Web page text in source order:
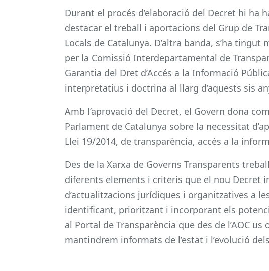
Durant el procés d’elaboració del Decret hi ha
destacar el treball i aportacions del Grup de
Locals de Catalunya. D’altra banda, s’ha
per la Comissió Interdepartamental de
Garantia del Dret d’Accés a la Informació
interpretatius i doctrina al llarg d’aquests sis
Amb l’aprovació del Decret, el Govern dona
Parlament de Catalunya sobre la necessitat
Llei 19/2014, de transparència, accés a la
Des de la Xarxa de Governs Transparents
diferents elements i criteris que el nou Decret
d’actualitzacions jurídiques i organitzatives a
identificant, prioritzant i incorporant els
al Portal de Transparència que des de l’AOC
mantindrem informats de l’estat i l’evolució